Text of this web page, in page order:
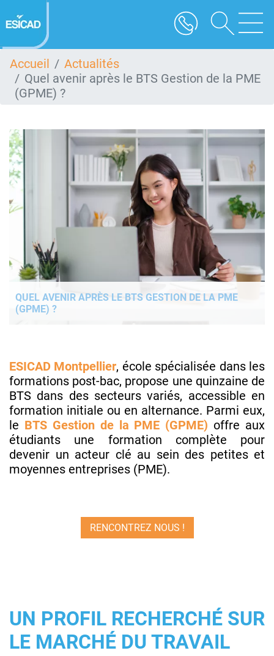
au
contenu
Accueil
Actualités
Quel avenir après le BTS Gestion de la PME
(GPME) ?
QUEL AVENIR APRÈS LE BTS GESTION DE LA PME
(GPME) ?
ESICAD Montpellier, école spécialisée dans les
formations post-bac, propose une quinzaine de
BTS dans des secteurs variés, accessible en
formation initiale ou en alternance. Parmi eux,
le BTS Gestion de la PME (GPME) offre aux
étudiants une formation complète pour
devenir un acteur clé au sein des petites et
moyennes entreprises (PME).
RENCONTREZ NOUS !
UN PROFIL RECHERCHÉ SUR
LE MARCHÉ DU TRAVAIL